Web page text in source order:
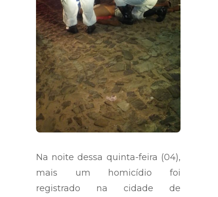
Na noite dessa quinta-feira (04),
mais um homicídio foi
registrado na cidade de